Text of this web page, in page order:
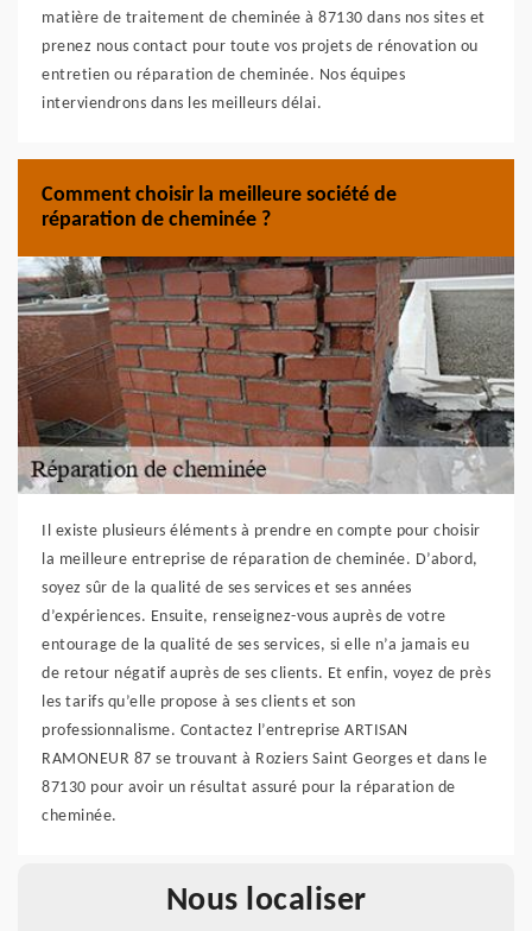
matière de traitement de cheminée à 87130 dans nos sites et
prenez nous contact pour toute vos projets de rénovation ou
entretien ou réparation de cheminée. Nos équipes
interviendrons dans les meilleurs délai.
Comment choisir la meilleure société de
réparation de cheminée ?
Il existe plusieurs éléments à prendre en compte pour choisir
la meilleure entreprise de réparation de cheminée. D’abord,
soyez sûr de la qualité de ses services et ses années
d’expériences. Ensuite, renseignez-vous auprès de votre
entourage de la qualité de ses services, si elle n’a jamais eu
de retour négatif auprès de ses clients. Et enfin, voyez de près
les tarifs qu’elle propose à ses clients et son
professionnalisme. Contactez l’entreprise ARTISAN
RAMONEUR 87 se trouvant à Roziers Saint Georges et dans le
87130 pour avoir un résultat assuré pour la réparation de
cheminée.
Nous localiser